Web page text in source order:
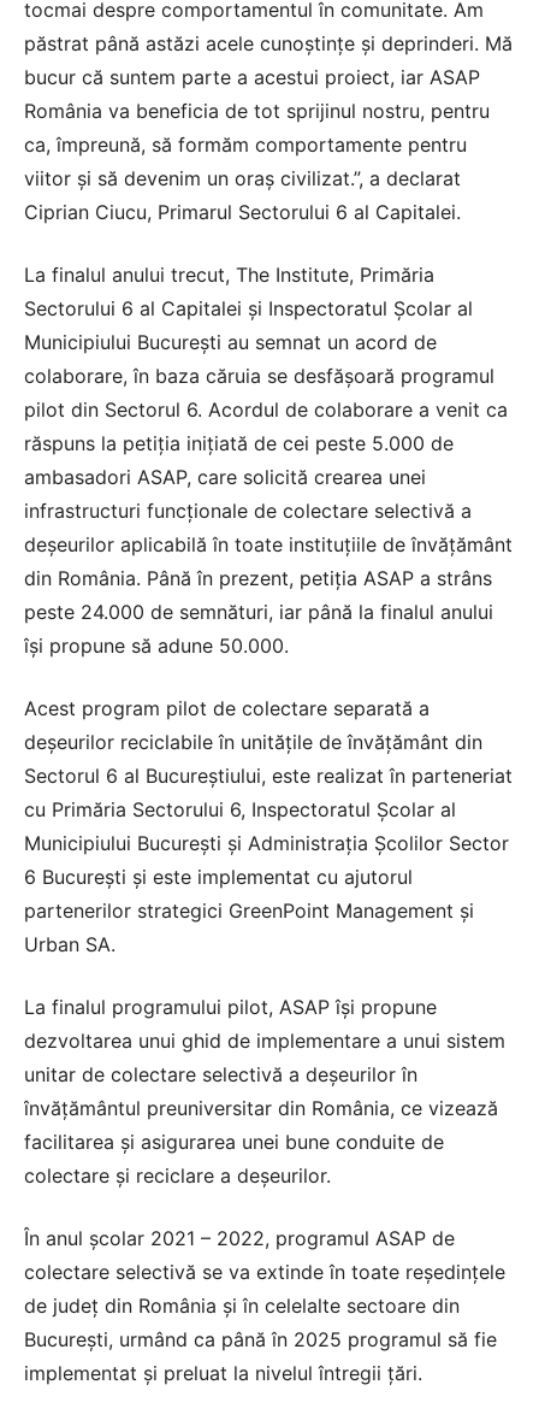
tocmai despre comportamentul în comunitate. Am
păstrat până astăzi acele cunoştinţe şi deprinderi. Mă
bucur că suntem parte a acestui proiect, iar ASAP
România va beneficia de tot sprijinul nostru, pentru
ca, împreună, să formăm comportamente pentru
viitor şi să devenim un oraş civilizat.”, a declarat
Ciprian Ciucu, Primarul Sectorului 6 al Capitalei.
La finalul anului trecut, The Institute, Primăria
Sectorului 6 al Capitalei şi Inspectoratul Şcolar al
Municipiului Bucureşti au semnat un acord de
colaborare, în baza căruia se desfăşoară programul
pilot din Sectorul 6. Acordul de colaborare a venit ca
răspuns la petiţia iniţiată de cei peste 5.000 de
ambasadori ASAP, care solicită crearea unei
infrastructuri funcţionale de colectare selectivă a
deşeurilor aplicabilă în toate instituţiile de învăţământ
din România. Până în prezent, petiţia ASAP a strâns
peste 24.000 de semnături, iar până la finalul anului
îşi propune să adune 50.000.
Acest program pilot de colectare separată a
deşeurilor reciclabile în unităţile de învăţământ din
Sectorul 6 al Bucureştiului, este realizat în parteneriat
cu Primăria Sectorului 6, Inspectoratul Şcolar al
Municipiului Bucureşti şi Administraţia Şcolilor Sector
6 Bucureşti şi este implementat cu ajutorul
partenerilor strategici GreenPoint Management şi
Urban SA.
La finalul programului pilot, ASAP îşi propune
dezvoltarea unui ghid de implementare a unui sistem
unitar de colectare selectivă a deşeurilor în
învăţământul preuniversitar din România, ce vizează
facilitarea şi asigurarea unei bune conduite de
colectare şi reciclare a deşeurilor.
În anul şcolar 2021 – 2022, programul ASAP de
colectare selectivă se va extinde în toate reşedinţele
de judeţ din România şi în celelalte sectoare din
Bucureşti, urmând ca până în 2025 programul să fie
implementat şi preluat la nivelul întregii ţări.